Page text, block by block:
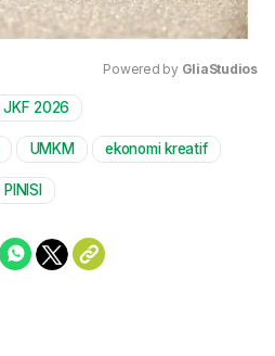
Powered by GliaStudios
JKF 2026
UMKM ekonomi kreatif
PINISI